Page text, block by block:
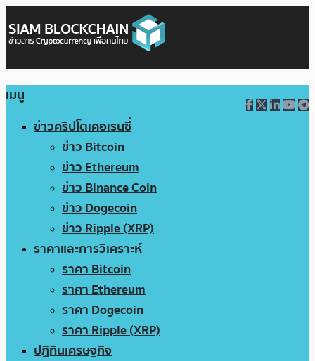
เมนู
ข่าวคริปโตเคอเรนซี่
ข่าว Bitcoin
ข่าว Ethereum
ข่าว Binance Coin
ข่าว Dogecoin
ข่าว Ripple (XRP)
ราคาและการวิเคราะห์
ราคา Bitcoin
ราคา Ethereum
ราคา Dogecoin
ราคา Ripple (XRP)
ปฏิทินเศรษฐกิจ